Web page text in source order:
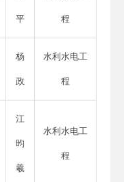
平 程
杨
政
水利水电工
程
江
昀
羲
水利水电工
程